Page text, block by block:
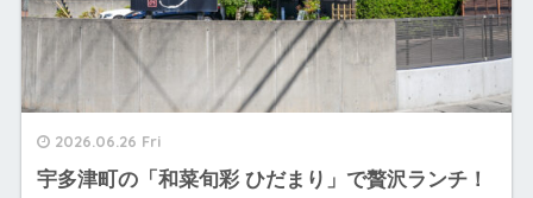
2026.06.26 Fri
宇多津町の「和菜旬彩 ひだまり」で贅沢ランチ！